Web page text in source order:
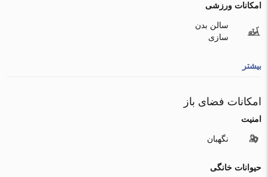
امکانات ورزشی
سالن بدن
سازی
بیشتر
امکانات فضای باز
امنیت
نگهبان
حیوانات خانگی